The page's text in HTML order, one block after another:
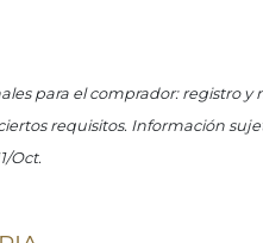
para el comprador: registro y
requisitos. Información
Oct.